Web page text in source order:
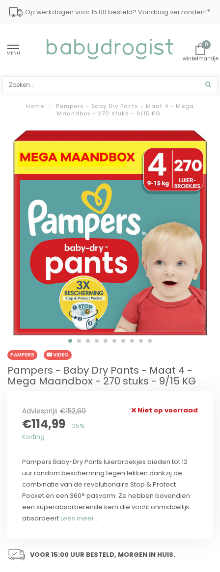
Op werkdagen voor 15:00 besteld? Vandaag verzonden!*
MENU
0
Home /
Pampers - Baby Dry Pants - Maat 4 - Mega
Maandbox - 270 stuks - 9/15 KG
PAMPERS VIDEO
Pampers - Baby Dry Pants - Maat 4 -
Mega Maandbox - 270 stuks - 9/15 KG
Adviesprijs €152,69
€114,99
25%
Korting
Niet op voorraad
Pampers Baby-Dry Pants luierbroekjes bieden tot 12
uur rondom bescherming tegen lekken dankzij de
combinatie van de revolutionaire Stop & Protect
Pocket en een 360° pasvorm. Ze hebben bovendien
een superabsorberende kern die vocht onmiddellijk
absorbeert Lees meer..
VOOR 15:00 UUR BESTELD, MORGEN IN HUIS.